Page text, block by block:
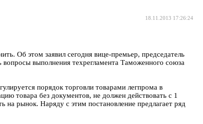
18.11.2013 17:26:24
Об этом заявил сегодня вице-премьер, председатель
выполнения техрегламента Таможенного союза
порядок торговли товарами легпрома в
товара без документов, не должен действовать с 1
рынок. Наряду с этим постановление предлагает ряд